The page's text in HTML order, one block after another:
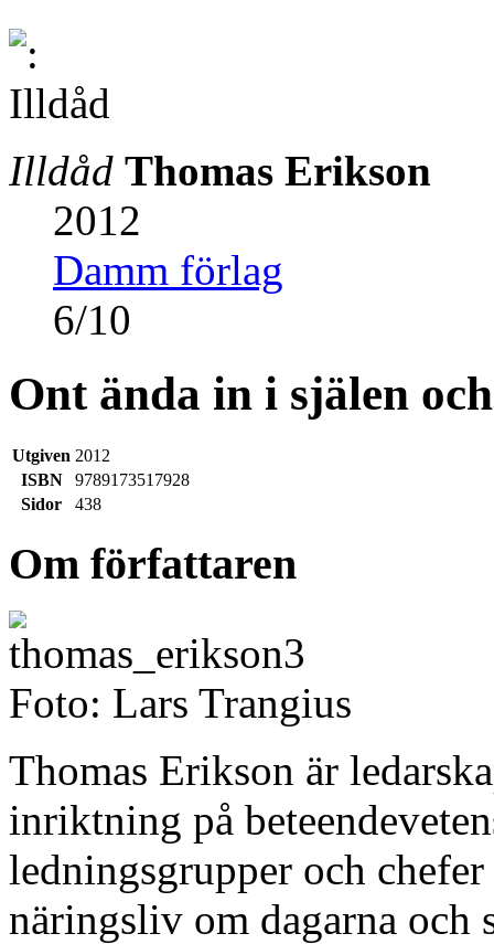
Illdåd Thomas Erikson
2012
Damm förlag
6/10
Ont ända in i själen
Utgiven 2012
ISBN
9789173517928
Sidor
438
Om författaren
Foto: Lars Trangius
Thomas Erikson är
inriktning på
ledningsgrupper och
näringsliv om dagarna